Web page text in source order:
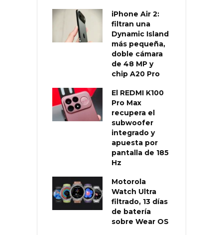
iPhone Air 2:
filtran una
Dynamic Island
más pequeña,
doble cámara
de 48 MP y
chip A20 Pro
El REDMI K100
Pro Max
recupera el
subwoofer
integrado y
apuesta por
pantalla de 185
Hz
Motorola
Watch Ultra
filtrado, 13 días
de batería
sobre Wear OS